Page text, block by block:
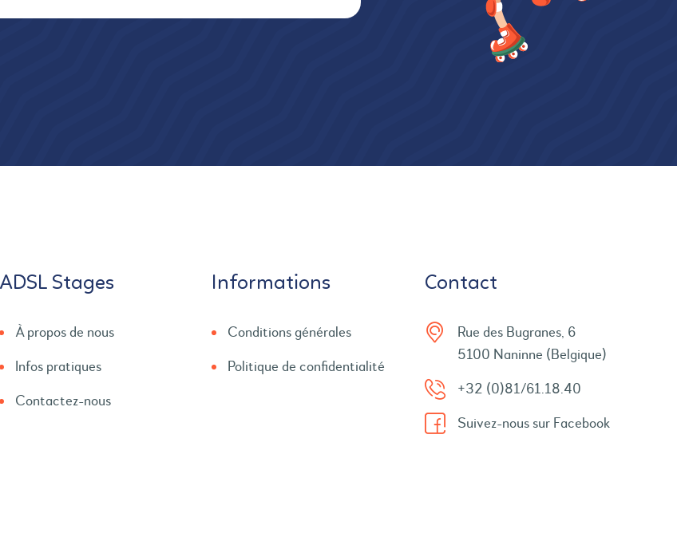
ADSL Stages
À propos de nous
Infos pratiques
Contactez-nous
Informations
Conditions générales
Politique de confidentialité
Contact
Rue des Bugranes, 6
5100 Naninne (Belgique)
+32 (0)81/61.18.40
Suivez-nous sur Facebook